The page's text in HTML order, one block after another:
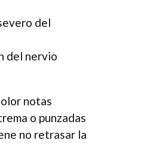
del
del nervio
notas
o punzadas
no retrasar la